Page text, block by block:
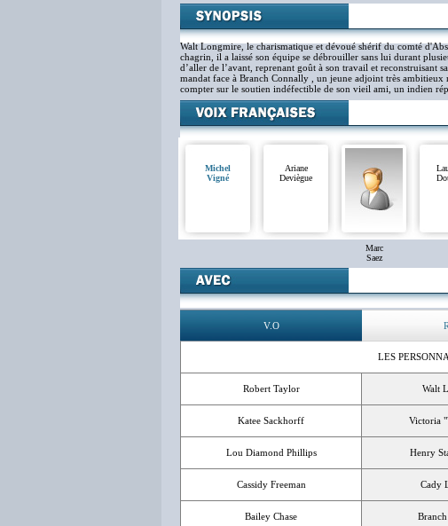
Walt Longmire, le charismatique et dévoué shérif du comté
chagrin, il a laissé son équipe se débrouiller sans lui durant
d’aller de l’avant, reprenant goût à son travail et reconstruisant
mandat face à Branch Connally , un jeune adjoint très
compter sur le soutien indéfectible de son vieil ami, un indien
Michel
Vigné
Ariane
Deviègue
Marc
Saez
V.O
LES
Robert Taylor Walt
Katee Sackhorff Victoria
Lou Diamond Phillips Henry
Cassidy Freeman Cady
Bailey Chase